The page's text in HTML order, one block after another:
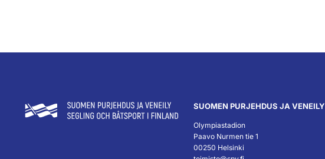
SUOMEN PURJEHDUS JA VENEILY
Olympiastadion
Paavo Nurmen tie 1
00250 Helsinki